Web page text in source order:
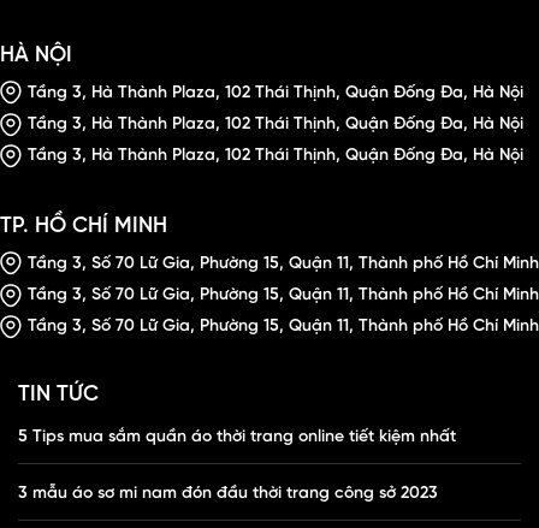
HÀ NỘI
Tầng 3, Hà Thành Plaza, 102 Thái Thịnh, Quận Đống Đa, Hà Nội
Tầng 3, Hà Thành Plaza, 102 Thái Thịnh, Quận Đống Đa, Hà Nội
Tầng 3, Hà Thành Plaza, 102 Thái Thịnh, Quận Đống Đa, Hà Nội
TP. HỒ CHÍ MINH
Tầng 3, Số 70 Lữ Gia, Phường 15, Quận 11, Thành phố Hồ Chí Minh
Tầng 3, Số 70 Lữ Gia, Phường 15, Quận 11, Thành phố Hồ Chí Minh
Tầng 3, Số 70 Lữ Gia, Phường 15, Quận 11, Thành phố Hồ Chí Minh
TIN TỨC
5 Tips mua sắm quần áo thời trang online tiết kiệm nhất
3 mẫu áo sơ mi nam đón đầu thời trang công sở 2023